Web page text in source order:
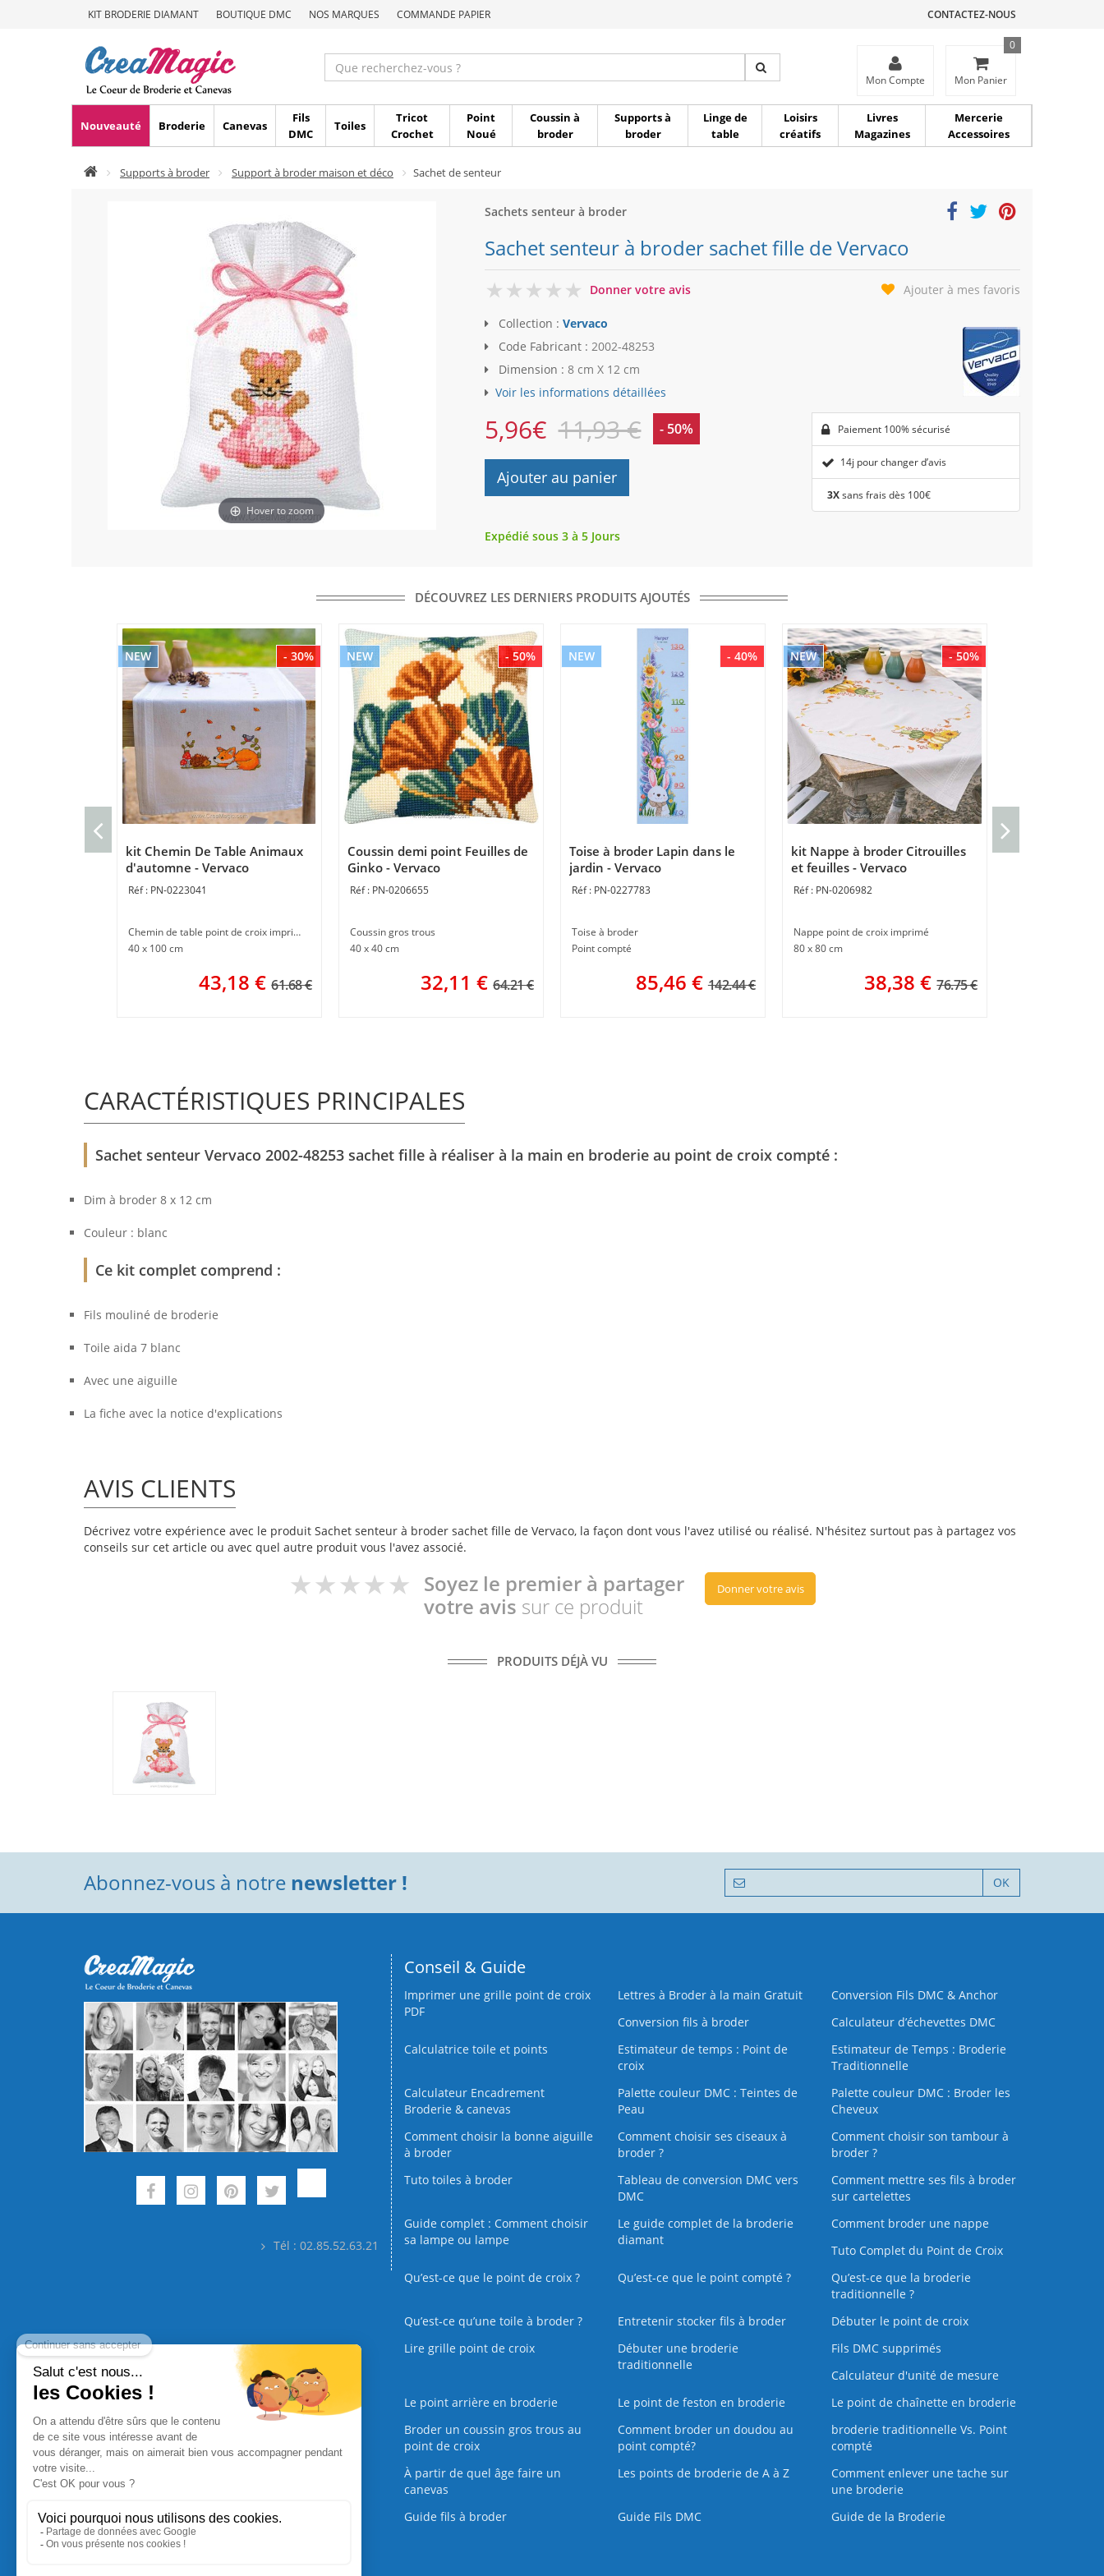
KIT BRODERIE DIAMANT BOUTIQUE DMC NOS MARQUES COMMANDE PAPIER CONTACTEZ-NOUS
Mon Compte Mon Panier
0
Nouveauté Broderie Canevas
Fils
DMC
Toiles
Tricot
Crochet
Point
Noué
Coussin à
broder
Supports à
broder
Linge de
table
Loisirs
créatifs
Livres
Magazines
Mercerie
Accessoires
Supports à broder Support à broder maison et déco Sachet de senteur
Hover to zoom
Sachets senteur à broder
Sachet senteur à broder sachet fille de Vervaco
0
Donner votre avis Ajouter à mes favoris
Collection : Vervaco
Code Fabricant : 2002-48253
Dimension : 8 cm X 12 cm
Voir les informations détaillées
5,96€ 11,93 € - 50%
Ajouter au panier
Paiement 100% sécurisé
14j pour changer d’avis
3Xsans frais dès 100€
Expédié sous 3 à 5 Jours
DÉCOUVREZ LES DERNIERS PRODUITS AJOUTÉS
- 30%
NEW
kit Chemin De Table Animaux
d'automne - Vervaco
PN-0223041
Chemin de table point de croix imprimé
40 x 100 cm
43,18 € 61.68 €
- 50%
NEW
Coussin demi point Feuilles de
Ginko - Vervaco
PN-0206655
Coussin gros trous
40 x 40 cm
32,11 € 64.21 €
- 40%
NEW
Toise à broder Lapin dans le
jardin - Vervaco
PN-0227783
Toise à broder
Point compté
85,46 € 142.44 €
- 50%
NEW
kit Nappe à broder Citrouilles
et feuilles - Vervaco
PN-0206982
Nappe point de croix imprimé
80 x 80 cm
38,38 € 76.75 €
CARACTÉRISTIQUES PRINCIPALES
Sachet senteur Vervaco 2002-48253 sachet fille à réaliser à la main en broderie au point de croix compté :
Dim à broder 8 x 12 cm
Couleur : blanc
Ce kit complet comprend :
Fils mouliné de broderie
Toile aida 7 blanc
Avec une aiguille
La fiche avec la notice d'explications
AVIS CLIENTS
Décrivez votre expérience avec le produit Sachet senteur à broder sachet fille de Vervaco, la façon dont vous l'avez utilisé ou réalisé. N'hésitez surtout pas à partagez vos
conseils sur cet article ou avec quel autre produit vous l'avez associé.
Soyez le premier à partager
votre avis sur ce produit
Donner votre avis
PRODUITS DÉJÀ VU
Abonnez-vous à notre newsletter ! OK
Tél : 02.85.52.63.21
Conseil & Guide
Imprimer une grille point de croix
PDF
Lettres à Broder à la main Gratuit
Conversion Fils DMC & Anchor
Conversion fils à broder
Calculateur d’échevettes DMC
Calculatrice toile et points
Estimateur de temps : Point de
croix
Estimateur de Temps : Broderie
Traditionnelle
Calculateur Encadrement
Broderie & canevas
Palette couleur DMC : Teintes de
Peau
Palette couleur DMC : Broder les
Cheveux
Comment choisir la bonne aiguille
à broder
Comment choisir ses ciseaux à
broder ?
Comment choisir son tambour à
broder ?
Tuto toiles à broder
Tableau de conversion DMC vers
DMC
Comment mettre ses fils à broder
sur cartelettes
Guide complet : Comment choisir
sa lampe ou lampe
Le guide complet de la broderie
diamant
Comment broder une nappe
Tuto Complet du Point de Croix
Qu’est-ce que le point de croix ?
Qu’est-ce que le point compté ?
Qu’est-ce que la broderie
traditionnelle ?
Qu’est‑ce qu’une toile à broder ?
Entretenir stocker fils à broder
Débuter le point de croix
Lire grille point de croix
Débuter une broderie
traditionnelle
Fils DMC supprimés
Calculateur d'unité de mesure
Le point arrière en broderie
Le point de feston en broderie
Le point de chaînette en broderie
Broder un coussin gros trous au
point de croix
Comment broder un doudou au
point compté?
broderie traditionnelle Vs. Point
compté
À partir de quel âge faire un
canevas
Les points de broderie de A à Z
Comment enlever une tache sur
une broderie
Guide fils à broder
Guide Fils DMC Guide de la Broderie